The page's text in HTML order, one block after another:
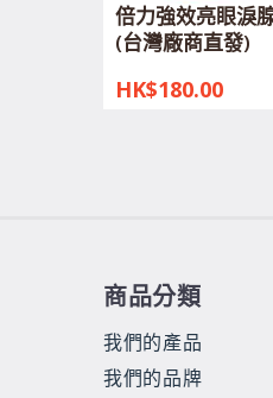
倍力強效亮眼淚
(台灣廠商直發)
HK$180.00
商品分類
我們的產品
我們的品牌